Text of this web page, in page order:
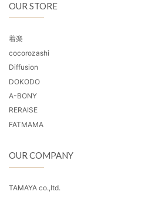
OUR STORE
着楽
cocorozashi
Diffusion
DOKODO
A-BONY
RERAISE
FATMAMA
OUR COMPANY
TAMAYA co.,ltd.